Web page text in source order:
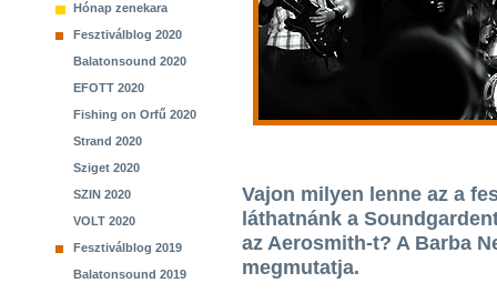
Hónap zenekara
Fesztiválblog 2020
Balatonsound 2020
EFOTT 2020
Fishing on Orfű 2020
Strand 2020
Sziget 2020
SZIN 2020
VOLT 2020
Fesztiválblog 2019
Balatonsound 2019
Vajon milyen lenne az a
láthatnánk a
az Aerosmith-t? A Barba
megmutatja.